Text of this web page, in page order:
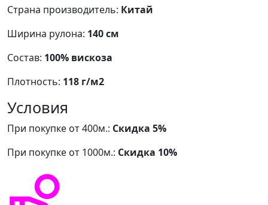
Страна производитель: Китай
Ширина рулона: 140 см
Состав: 100% вискоза
Плотность: 118 г/м2
Условия
При покупке от 400м.: Скидка 5%
При покупке от 1000м.: Скидка 10%